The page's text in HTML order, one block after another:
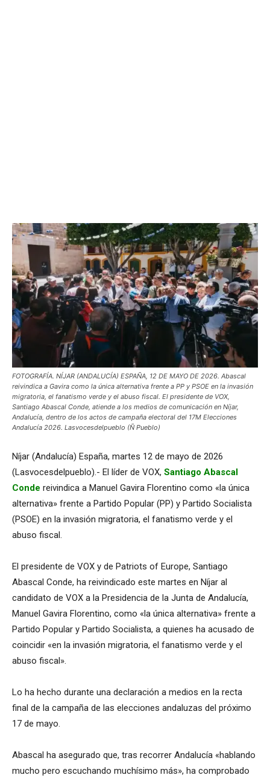
FOTOGRAFÍA. NÍJAR (ANDALUCÍA) ESPAÑA, 12 DE MAYO DE 2026. Abascal
reivindica a Gavira como la única alternativa frente a PP y PSOE en la invasión
migratoria, el fanatismo verde y el abuso fiscal. El presidente de VOX,
Santiago Abascal Conde, atiende a los medios de comunicación en Níjar,
Andalucía, dentro de los actos de campaña electoral del 17M Elecciones
Andalucía 2026. Lasvocesdelpueblo (Ñ Pueblo)
Níjar (Andalucía) España, martes 12 de mayo de 2026
(Lasvocesdelpueblo).- El líder de VOX, Santiago Abascal
Conde reivindica a Manuel Gavira Florentino como «la única
alternativa» frente a Partido Popular (PP) y Partido Socialista
(PSOE) en la invasión migratoria, el fanatismo verde y el
abuso fiscal.
El presidente de VOX y de Patriots of Europe, Santiago
Abascal Conde, ha reivindicado este martes en Níjar al
candidato de VOX a la Presidencia de la Junta de Andalucía,
Manuel Gavira Florentino, como «la única alternativa» frente a
Partido Popular y Partido Socialista, a quienes ha acusado de
coincidir «en la invasión migratoria, el fanatismo verde y el
abuso fiscal».
Lo ha hecho durante una declaración a medios en la recta
final de la campaña de las elecciones andaluzas del próximo
17 de mayo.
Abascal ha asegurado que, tras recorrer Andalucía «hablando
mucho pero escuchando muchísimo más», ha comprobado